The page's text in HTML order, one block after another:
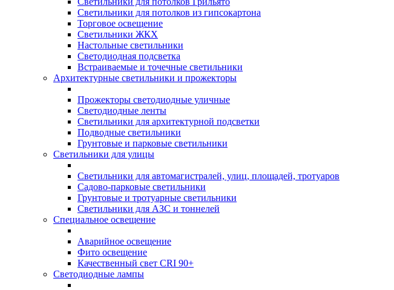
Светильники для потолков из гипсокартона
Торговое освещение
Светильники ЖКХ
Настольные светильники
Светодиодная подсветка
Встраиваемые и точечные светильники
Архитектурные светильники и прожекторы
Прожекторы светодиодные уличные
Светодиодные ленты
Светильники для архитектурной подсветки
Подводные светильники
Грунтовые и парковые светильники
Светильники для улицы
Светильники для автомагистралей, улиц, площадей, тротуаров
Садово-парковые светильники
Грунтовые и тротуарные светильники
Светильники для АЗС и тоннелей
Специальное освещение
Аварийное освещение
Фито освещение
Качественный свет CRI 90+
Светодиодные лампы